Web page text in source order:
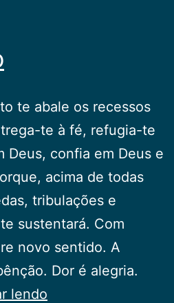
te abale os recessos
te à fé, refugia-te
Deus, confia em Deus e
acima de todas
tribulações e
sustentará. Com
novo sentido. A
Dor é alegria.
lendo